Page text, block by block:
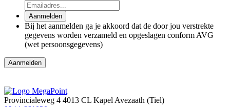
Aanmelden
Bij het aanmelden ga je akkoord dat de door jou verstrekte
gegevens worden verzameld en opgeslagen conform AVG
(wet persoonsgegevens)
Provincialeweg 4 4013 CL Kapel Avezaath (Tiel)